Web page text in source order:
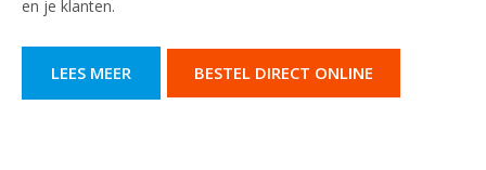
en je klanten.
LEES MEER BESTEL DIRECT ONLINE